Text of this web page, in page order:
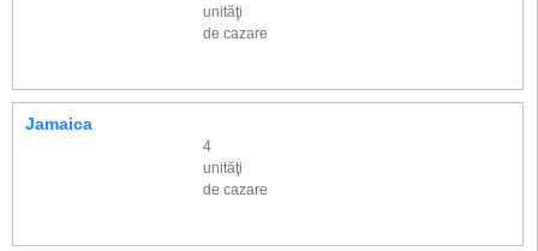
unităţi
de cazare
Jamaica
4
unităţi
de cazare